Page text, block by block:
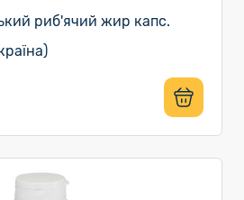
риб'ячий жир капс.